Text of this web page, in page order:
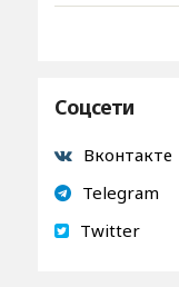
Соцсети
Вконтакте
Telegram
Twitter